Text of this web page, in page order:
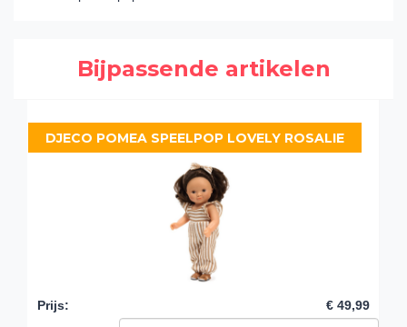
Bijpassende artikelen
DJECO POMEA SPEELPOP LOVELY ROSALIE
Prijs: € 49,99